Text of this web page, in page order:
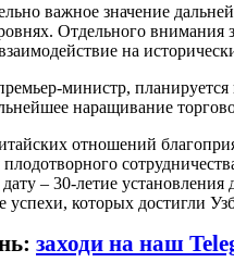
важное значение
Отдельного внимания
на
министр, планируется
наращивание
отношений
плодотворного
– 30-летие
которых достигли
заходи на наш